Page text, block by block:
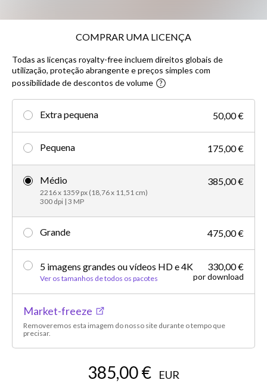
COMPRAR UMA LICENÇA
Todas as licenças royalty-free incluem direitos globais de
utilização, proteção abrangente e preços simples com
possibilidade de descontos de volume
Extra pequena 50,00 €
Pequena 175,00 €
Médio
2216 x 1359 px (18,76 x 11,51 cm)
300 dpi | 3 MP
385,00 €
Grande 475,00 €
5 imagens grandes ou vídeos HD e 4K
Ver os tamanhos de todos os pacotes
330,00 €
por download
Market-freeze
Removeremos esta imagem do nosso site durante o tempo que
precisar.
385,00 € EUR